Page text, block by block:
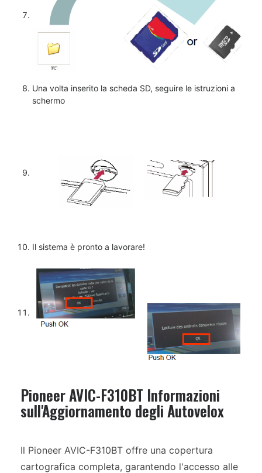
Una volta inserito la scheda SD, seguire le istruzioni a
schermo
Il sistema è pronto a lavorare!
Pioneer AVIC-F310BT Informazioni
sull'Aggiornamento degli Autovelox
Il Pioneer AVIC-F310BT offre una copertura
cartografica completa, garantendo l'accesso alle